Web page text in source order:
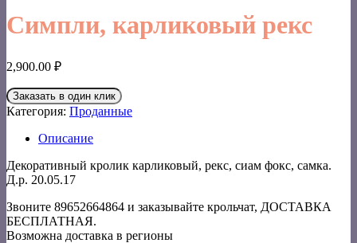
Симпли, карликовый рекс
2,900.00 ₽
Заказать в один клик
Категория: Проданные
Описание
Декоративный кролик карликовый, рекс, сиам фокс, самка.
Д.р. 20.05.17
Звоните 89652664864 и заказывайте крольчат, ДОСТАВКА
БЕСПЛАТНАЯ.
Возможна доставка в регионы